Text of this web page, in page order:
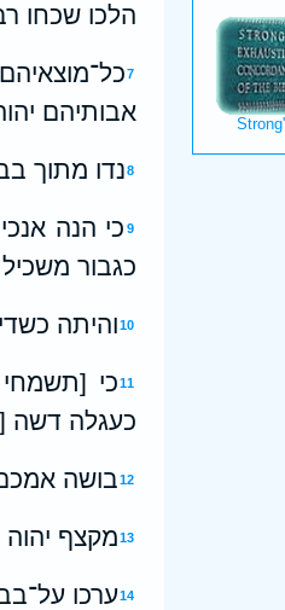
הלכו שכחו
7
אבותיהם
8נדו מתוך
9 כי הנה
כגבור משכיל
10והיתה
11כי
כעגלה דשה
12בושה
13מקצף
14ערכו